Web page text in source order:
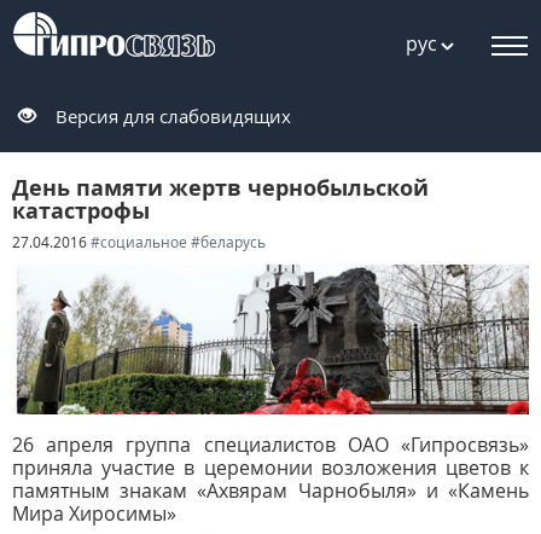
рус
Версия для слабовидящих
День памяти жертв чернобыльской
катастрофы
27.04.2016#социальное #беларусь
26 апреля группа специалистов ОАО «Гипросвязь»
приняла участие в церемонии возложения цветов к
памятным знакам «Ахвярам Чарнобыля» и «Камень
Мира Хиросимы»